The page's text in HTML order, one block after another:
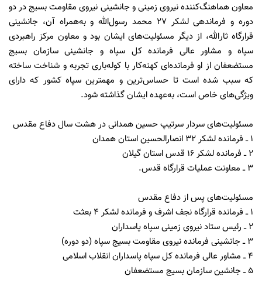
معاون هماهنگ‌کننده نیروی زمینی و جانشینی نیروی مقاومت بسیج در دو
دوره و فرماندهی لشکر ۲۷ محمد رسول‌الله و به‌همراه آن، جانشینی
قرارگاه ثارالله، از دیگر مسئولیت‌های ایشان بود و معاون مرکز راهبردی
سپاه و مشاور عالی فرمانده کل سپاه و جانشینی سازمان بسیج
مستضعفان از او فرمانده‌ای کهنه‌کار با کوله‌باری تجربه و شناخت ساخته
که سبب شده است تا حساس‌ترین و مهمترین سپاه کشور که دارای
ویژگی‌های خاص است، به‌عهده ایشان گذاشته شود.
مسئولیت‌های سردار سرتیپ حسین همدانی در هشت سال دفاع مقدس
۱ ــ فرمانده لشکر ۳۲ انصارالحسین استان همدان
۲ ــ فرمانده لشکر ۱۶ قدس استان گیلان
۳ ــ معاونت عملیات قرارگاه قدس.
مسئولیت‌های پس از دفاع مقدس
۱ ــ فرمانده قرارگاه نجف اشرف و فرمانده لشکر ۴ بعثت
۲ ــ رئیس ستاد نیروی زمینی سپاه پاسداران
۳ ــ جانشینی فرمانده نیروی مقاومت بسیج سپاه (دو دوره)
۴ ــ مشاور عالی فرمانده کل سپاه پاسداران انقلاب اسلامی
۵ ــ جانشین سازمان بسیج مستضعفان